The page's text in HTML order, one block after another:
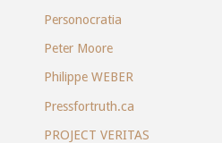
Personocratia
Peter Moore
Philippe WEBER
Pressfortruth.ca
PROJECT VERITAS